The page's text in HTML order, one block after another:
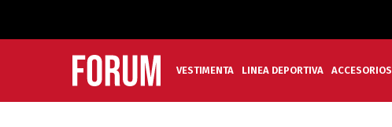
VESTIMENTA LINEA DEPORTIVA ACCESORIOS